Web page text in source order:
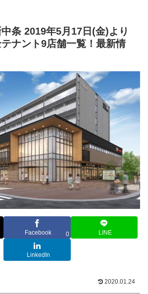
条 2019年5月17日(金)より
ナント9店舗一覧！最新情
Facebook 0 LINE
LinkedIn
2020.01.24